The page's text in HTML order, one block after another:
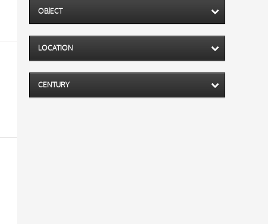
OBJECT
LOCATION
CENTURY